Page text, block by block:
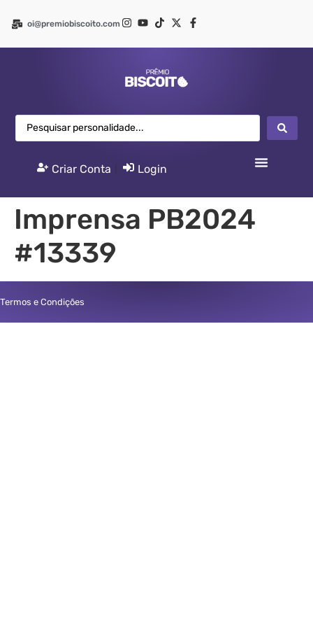
oi@premiobiscoito.com
Criar Conta Login
Imprensa PB2024
#13339
Termos e Condições